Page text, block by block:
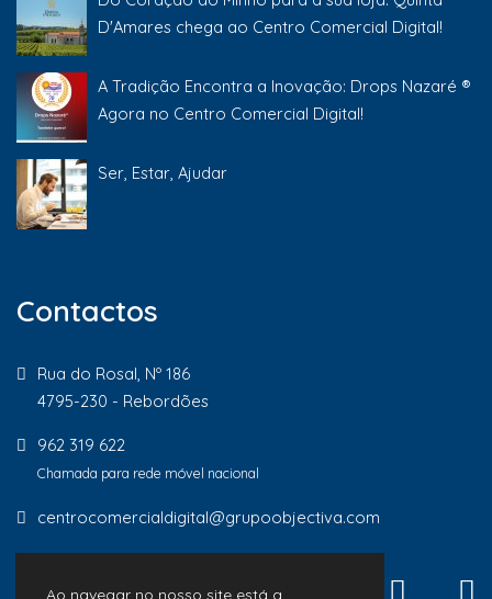
Ao navegar no nosso site está a
D'Amares chega ao Centro Comercial Digital!
A Tradição Encontra a Inovação: Drops Nazaré ®
Agora no Centro Comercial Digital!
Ser, Estar, Ajudar
Contactos
Rua do Rosal, Nº 186
4795-230 - Rebordões
962 319 622
Chamada para rede móvel nacional
centrocomercialdigital@grupoobjectiva.com